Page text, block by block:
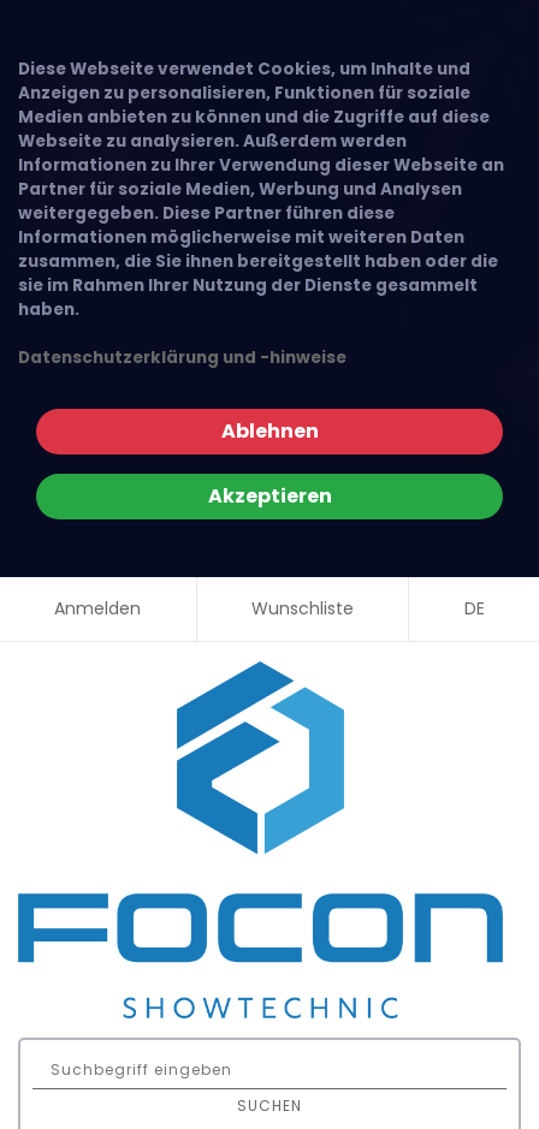
Diese Webseite verwendet Cookies, um Inhalte und
Anzeigen zu personalisieren, Funktionen für soziale
Medien anbieten zu können und die Zugriffe auf diese
Webseite zu analysieren. Außerdem werden
Informationen zu Ihrer Verwendung dieser Webseite an
Partner für soziale Medien, Werbung und Analysen
weitergegeben. Diese Partner führen diese
Informationen möglicherweise mit weiteren Daten
zusammen, die Sie ihnen bereitgestellt haben oder die
sie im Rahmen Ihrer Nutzung der Dienste gesammelt
haben.
Datenschutzerklärung und -hinweise
Ablehnen
Akzeptieren
Anmelden Wunschliste DE
SUCHEN